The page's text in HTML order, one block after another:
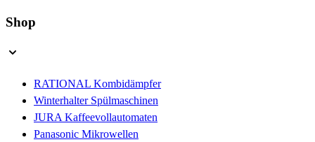
Shop
RATIONAL Kombidämpfer
Winterhalter Spülmaschinen
JURA Kaffeevollautomaten
Panasonic Mikrowellen